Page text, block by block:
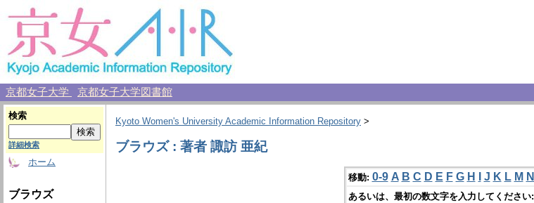
京都女子大学 京都女子大学図書館
検索
詳細検索
ホーム
ブラウズ
Kyoto Women's University Academic Information Repository >
ブラウズ : 著者 諏訪 亜紀
移動: 0-9 A B C D E F G H J K L M N
あるいは、最初の数文字を入力してください: